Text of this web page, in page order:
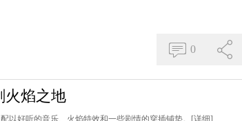
0
火焰之地
以好听的音乐、火焰特效和一些剧情的穿插铺垫。 [详细]